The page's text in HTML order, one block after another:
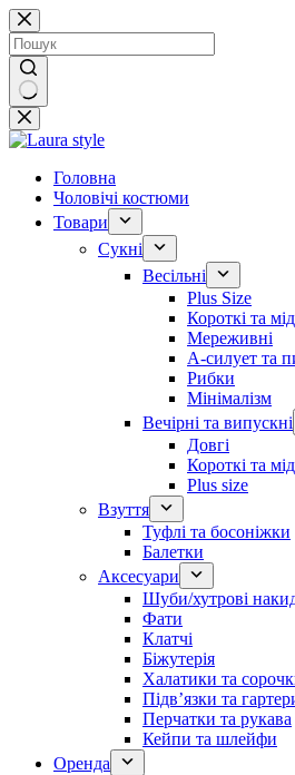
Перейти
до
вмісту
Немає
результатів
Головна
Чоловічі костюми
Товари
Сукні
Весільні
Plus Size
Короткі та
Мереживні
А-силует та
Рибки
Мінімалізм
Вечірні та випускні
Довгі
Короткі та
Plus size
Взуття
Туфлі та босоніжки
Балетки
Аксесуари
Шуби/хутрові
Фати
Клатчі
Біжутерія
Халатики та
Підвʼязки та
Перчатки та рукава
Кейпи та шлейфи
Оренда